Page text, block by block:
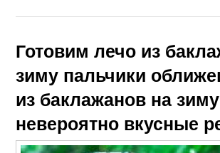
Готовим лечо из
зиму пальчики
из баклажанов на
невероятно вкусные